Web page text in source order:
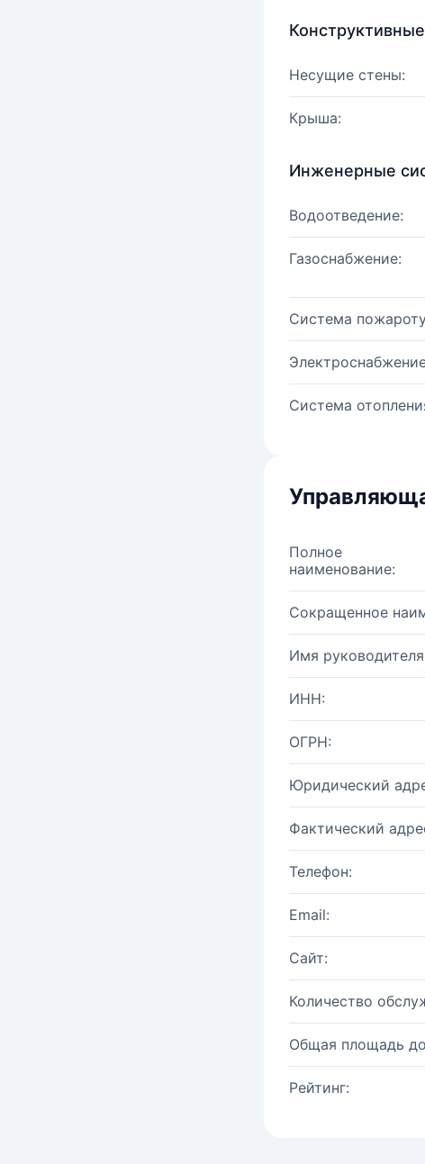
Несущие стены:
Крыша:
Инженерные
Водоотведение:
Газоснабжение:
Система
Система
Полное
наименование:
Сокращенное
Имя
ИНН:
ОГРН:
Юридический
Фактический
Телефон:
Email:
Сайт:
Количество
Общая площадь
Рейтинг: